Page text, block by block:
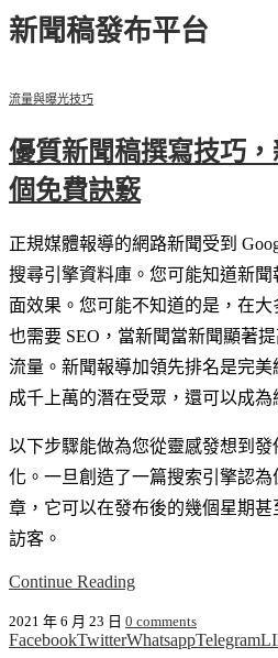
新聞稿發布平台
流量與曝光技巧
優質新聞稿撰寫技巧
個免費訣竅
正規媒體報導的網路新聞受到
搜尋引擎資料庫。您可能知道新
面效果。您可能不知道的是，在
也需要 SEO，當新聞當新聞顯著
流量。新聞報導加領先排名是完美
成千上萬的潛在受眾，還可以成為
以下步驟能做為您從靈感發想到
化。一旦創造了一篇搜索引擎認
章，它可以在發布後的幾個星期甚
訪客。
Continue Reading
2021 年 6 月 23 日 0 comments
FacebookTwitterWhatsappTelegram